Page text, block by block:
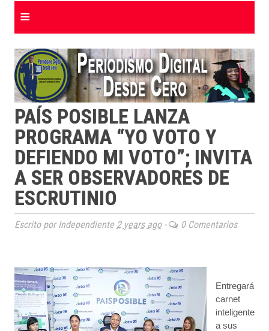
≡
PAÍS POSIBLE LANZA
PROGRAMA “YO VOTO Y
DEFIENDO MI VOTO”; INVITA
A SER OBSERVADORES DE
ESCRUTINIO
Escrito por Independiente 2 years ago- 0 Comentarios
Entregará
carnet
inteligente
a sus